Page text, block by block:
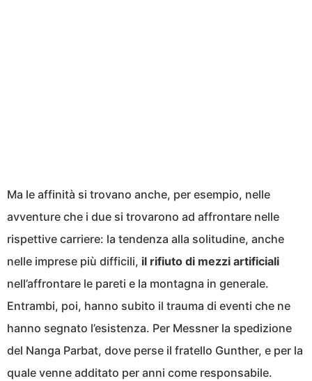
Ma le affinità si trovano anche, per esempio, nelle
avventure che i due si trovarono ad affrontare nelle
rispettive carriere: la tendenza alla solitudine, anche
nelle imprese più difficili, il rifiuto di mezzi artificiali
nell’affrontare le pareti e la montagna in generale.
Entrambi, poi, hanno subito il trauma di eventi che ne
hanno segnato l’esistenza. Per Messner la spedizione
del Nanga Parbat, dove perse il fratello Gunther, e per la
quale venne additato per anni come responsabile.